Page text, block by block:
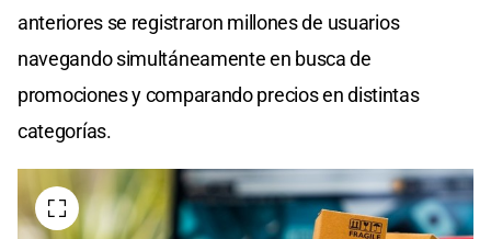
anteriores se registraron millones de usuarios
navegando simultáneamente en busca de
promociones y comparando precios en distintas
categorías.